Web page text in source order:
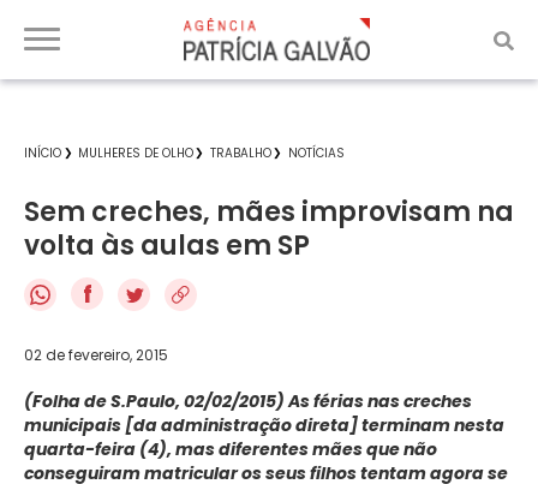
INÍCIO MULHERES DE OLHO TRABALHO NOTÍCIAS
Sem creches, mães improvisam na
volta às aulas em SP
f
02 de fevereiro, 2015
(Folha de S.Paulo, 02/02/2015) As férias nas creches
municipais [da administração direta] terminam nesta
quarta-feira (4), mas diferentes mães que não
conseguiram matricular os seus filhos tentam agora se